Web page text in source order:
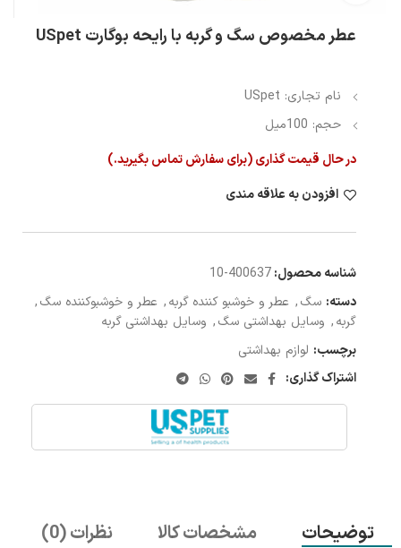
عطر مخصوص سگ و گربه با رایحه بوگارت USpet
نام تجاری: USpet
حجم: 100میل
در حال قیمت گذاری (برای سفارش تماس بگیرید.)
افزودن به علاقه مندی
شناسه محصول:400637-10
دسته: سگ, عطر و خوشبو کننده گربه, عطر و خوشبوکننده سگ,
گربه, وسایل بهداشتی سگ, وسایل بهداشتی گربه
برچسب: لوازم بهداشتی
اشتراک گذاری:
توضیحات مشخصات کالا نظرات (0)